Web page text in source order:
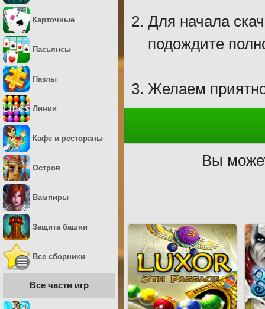
Для начала
подождите
Желаем
Вы
Карточные
Пасьянсы
Пазлы
Линии
Кафе и рестораны
Остров
Вампиры
Защита башни
Все сборники
Все части игр